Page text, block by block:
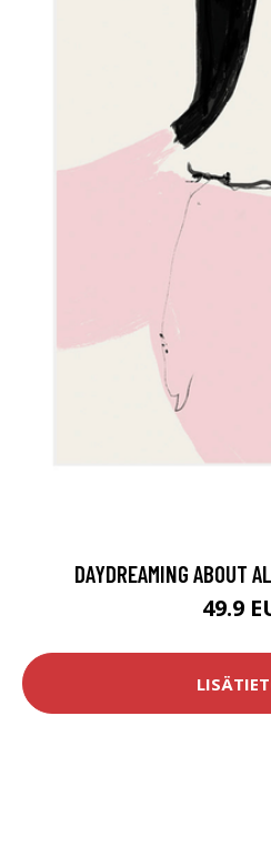
DAYDREAMING ABOUT
49.9